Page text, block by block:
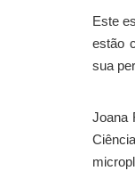
Este
estão
sua
Joana